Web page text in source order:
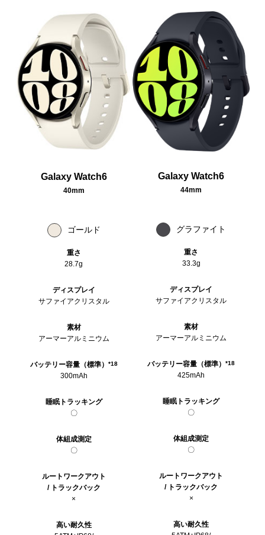
Galaxy Watch6
40mm
ゴールド
重さ
28.7g
ディスプレイ
サファイアクリスタル
素材
アーマーアルミニウム
バッテリー容量（標準） *18
300mAh
睡眠トラッキング
〇
体組成測定
〇
ルートワークアウト
/ トラックバック
×
高い耐久性
Galaxy Watch6
44mm
グラファイト
重さ
33.3g
ディスプレイ
サファイアクリスタル
素材
アーマーアルミニウム
バッテリー容量（標準）*18
425mAh
睡眠トラッキング
〇
体組成測定
〇
ルートワークアウト
/ トラックバック
×
高い耐久性